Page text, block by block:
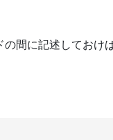
間に記述しておけ